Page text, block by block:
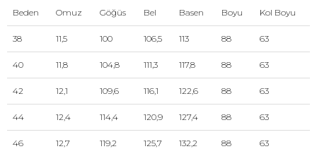
Beden
Omuz Göğüs Bel Basen Boyu Kol Boyu
38 11,5 100 106,5 113 88 63
40 11,8 104,8 111,3 117,8 88 63
42 12,1 109,6 116,1 122,6 88 63
44 12,4 114,4 120,9 127,4 88 63
46 12,7 119,2 125,7 132,2 88 63